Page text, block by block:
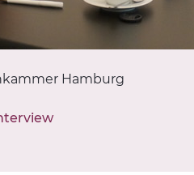
Hamburg